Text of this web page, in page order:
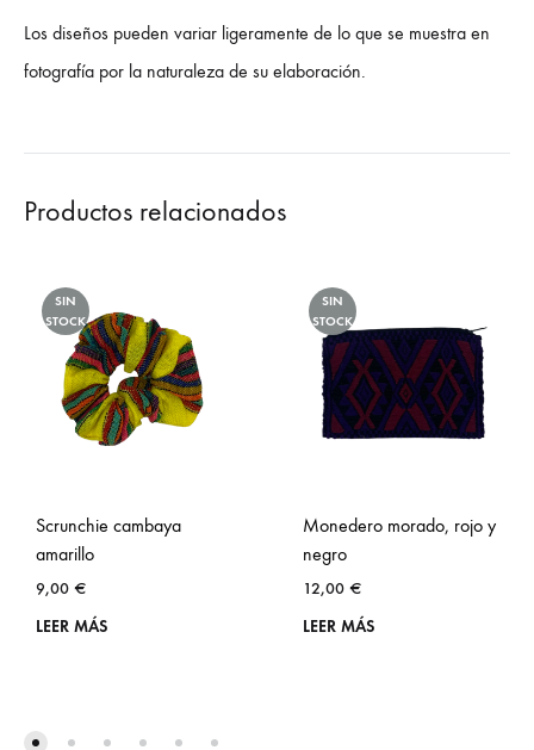
Los diseños pueden variar ligeramente de lo que se muestra en
fotografía por la naturaleza de su elaboración.
Productos relacionados
SIN
STOCK
Scrunchie cambaya
amarillo
9,00 €
LEER MÁS
SIN
STOCK
Monedero morado, rojo y
negro
12,00 €
LEER MÁS